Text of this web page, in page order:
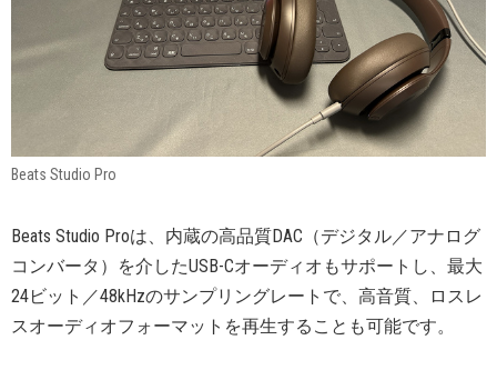
Beats Studio Pro
Beats Studio Proは、内蔵の高品質DAC（デジタル／アナログ
コンバータ）を介したUSB-Cオーディオもサポートし、最大
24ビット／48kHzのサンプリングレートで、高音質、ロスレ
スオーディオフォーマットを再生することも可能です。